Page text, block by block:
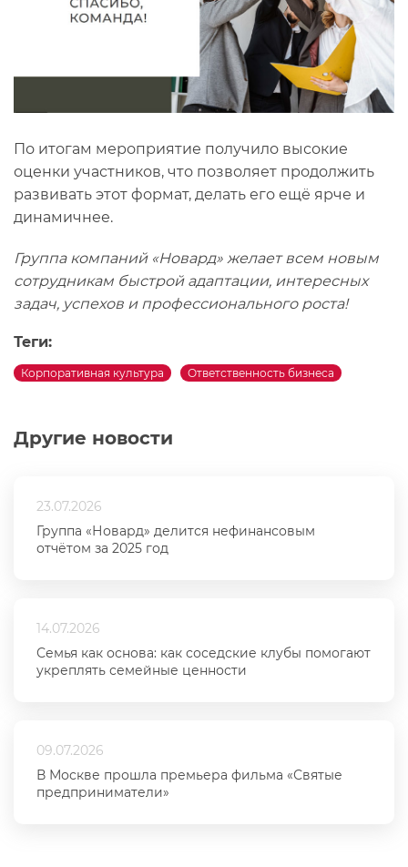
Другие новости
23.07.2026
Группа «Новард» делится нефинансовым
отчётом за 2025 год
14.07.2026
Семья как основа: как соседские клубы помогают
укреплять семейные ценности
09.07.2026
В Москве прошла премьера фильма «Святые
предприниматели»
По итогам мероприятие получило высокие
оценки участников, что позволяет продолжить
развивать этот формат, делать его ещё ярче и
динамичнее.
Группа компаний «Новард» желает всем новым
сотрудникам быстрой адаптации, интересных
задач, успехов и профессионального роста!
Теги:
Корпоративная культура Ответственность бизнеса